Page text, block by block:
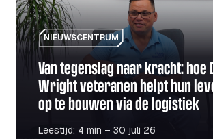
NIEUWSCENTRUM
Van tegenslag naar kracht: hoe
Wright veteranen helpt hun
op te bouwen via de logistiek
Leestijd: 4 min – 30 juli 26